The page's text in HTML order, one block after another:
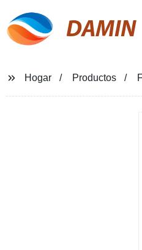
DAMIN
Hogar Productos